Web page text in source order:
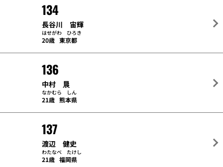
134
長谷川 宙輝
はせがわ ひろき
20歳 東京都
136
中村 晨
なかむら しん
21歳 熊本県
137
渡辺 健史
わたなべ たけし
21歳 福岡県